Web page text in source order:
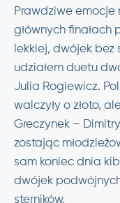
Prawdziwe emocje
głównych finałach
lekkiej, dwójek bez
udziałem duetu
Julia Rogiewicz.
walczyły o złoto,
Greczynek –
zostając
sam koniec dnia
dwójek
sterników.